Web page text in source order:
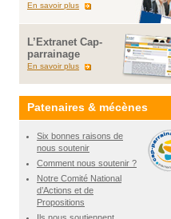
En savoir plus
L’Extranet Cap-
parrainage
En savoir plus
Patenaires & mécènes
Six bonnes raisons de
nous soutenir
Comment nous soutenir ?
Notre Comité National
d’Actions et de
Propositions